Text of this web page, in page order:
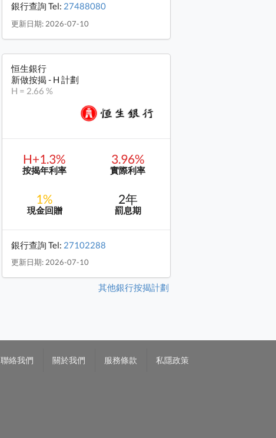
銀行查詢 Tel: 27488080
更新日期: 2026-07-10
恒生銀行
新做按揭 - H 計劃
H = 2.66 %
H+1.3%
按揭年利率
3.96%
實際利率
1%
現金回贈
2年
罰息期
銀行查詢 Tel: 27102288
更新日期: 2026-07-10
其他銀行按揭計劃
聯絡我們 關於我們 服務條款 私隱政策